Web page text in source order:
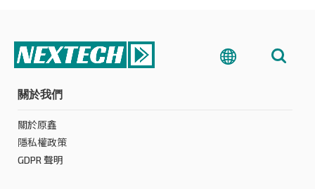
關於我們
關於原鑫
隱私權政策
GDPR 聲明